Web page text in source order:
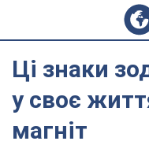
Ці знаки
у своє
магніт